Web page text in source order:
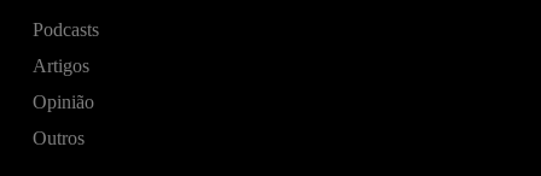
Podcasts
Artigos
Opinião
Outros